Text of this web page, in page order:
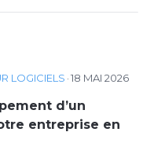
LOGICIELS ·18 MAI 2026
d’un
entreprise en